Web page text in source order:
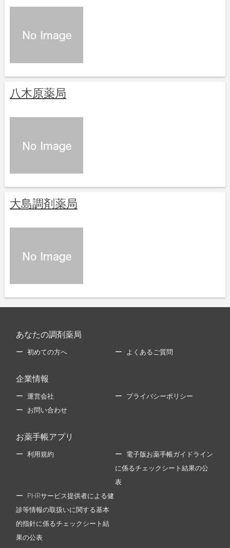
八木原薬局
大島調剤薬局
あなたの調剤薬局
初めての方へ よくあるご質問
企業情報
運営会社 プライバシーポリシー
お問い合わせ
お薬手帳アプリ
利用規約 電子版お薬手帳ガイドライン
に係るチェックシート結果の公
表
PHRサービス提供者による健
診等情報の取扱いに関する基本
的指針に係るチェックシート結
果の公表